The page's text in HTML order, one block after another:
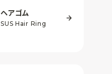
ヘアゴム
SUS Hair Ring